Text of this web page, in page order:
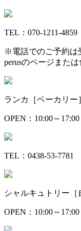
TEL：070-1211-4859
※電話でのご予約は
perusのページまた
ランカ［ベーカリー
OPEN：10:00～17:00
TEL：0438-53-7781
シャルキュトリー［
OPEN：10:00～17:00